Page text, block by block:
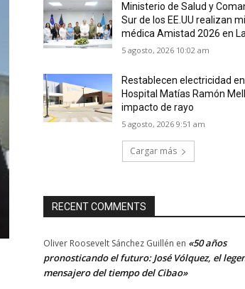
Ministerio de Salud y
Sur de los EE.UU realizan
médica Amistad 2026 en
5 agosto, 2026 10:02 am
Restablecen electricidad en
Hospital Matías Ramón
impacto de rayo
5 agosto, 2026 9:51 am
Cargar más
RECENT COMMENTS
Oliver Roosevelt Sánchez Guillén en «50 años
pronosticando el futuro: José Vólquez, el
mensajero del tiempo del Cibao»